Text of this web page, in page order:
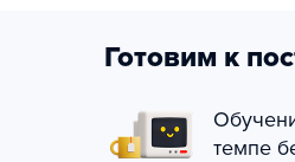
Готовим к
темпе